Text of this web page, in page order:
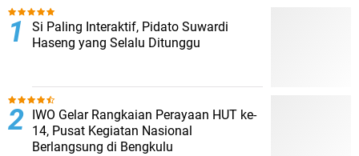
Si Paling Interaktif, Pidato Suwardi
Haseng yang Selalu Ditunggu
IWO Gelar Rangkaian Perayaan HUT ke-
14, Pusat Kegiatan Nasional
Berlangsung di Bengkulu